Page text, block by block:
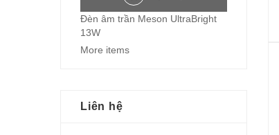
Đèn âm trần Meson UltraBright
13W
More items
Liên hệ